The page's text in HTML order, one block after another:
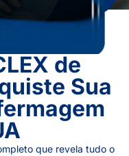
de
Sua
que revela tudo o